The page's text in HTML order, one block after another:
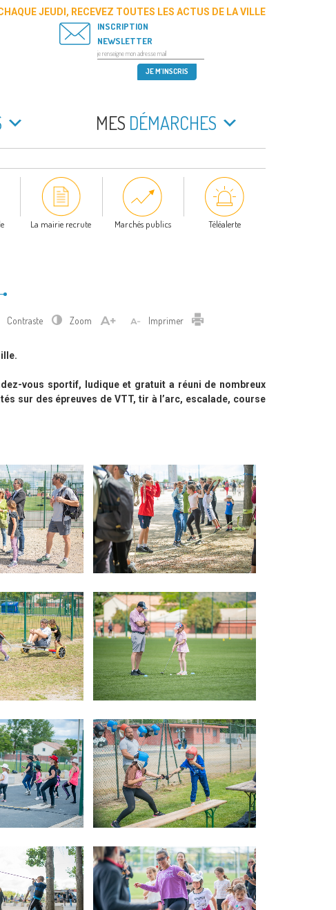
JEUDI, RECEVEZ TOUTES LES ACTUS DE LA VILLE
INSCRIPTION
NEWSLETTER
MES DÉMARCHES
La mairie recrute Marchés publics Téléalerte
Contraste Zoom Imprimer Imprimer
vous sportif, ludique et gratuit a réuni de nombreux
sur des épreuves de VTT, tir à l’arc, escalade, course